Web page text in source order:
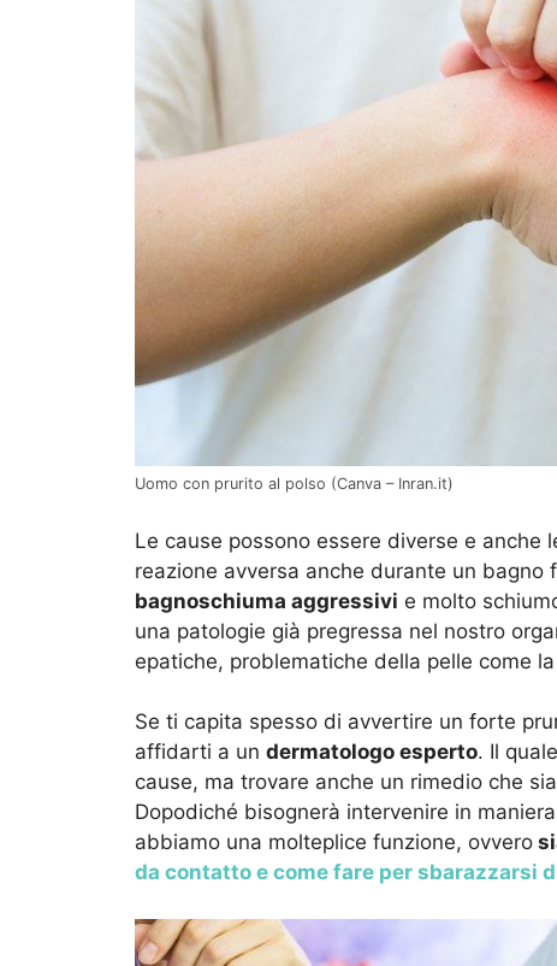
Uomo con prurito al polso (Canva – Inran.it)
Le cause possono essere diverse e
reazione avversa anche durante un
bagnoschiuma aggressivi e molto
una patologie già pregressa nel nostro
epatiche, problematiche della pelle come la
Se ti capita spesso di avvertire un forte
affidarti a un dermatologo esperto. Il
cause, ma trovare anche un rimedio che
Dopodiché bisognerà intervenire in
abbiamo una molteplice funzione, ovvero
da contatto e come fare per sbarazzarsi